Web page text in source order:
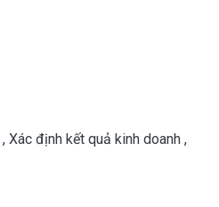
, Xác định kết quả kinh doanh ,